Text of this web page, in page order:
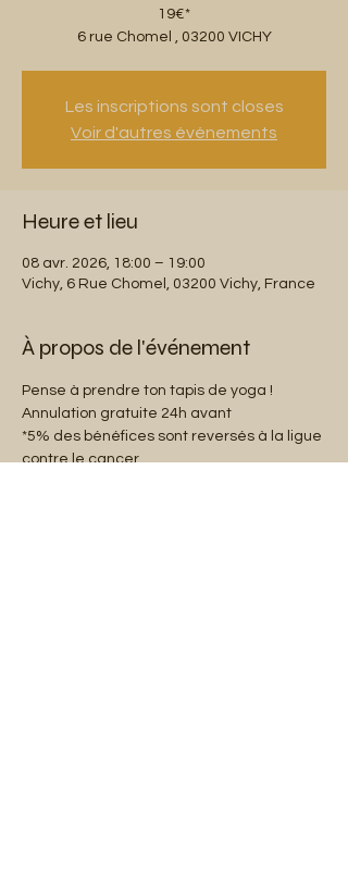
19€*
6 rue Chomel , 03200 VICHY
Les inscriptions sont closes
Voir d'autres événements
Heure et lieu
08 avr. 2026, 18:00 – 19:00
Vichy, 6 Rue Chomel, 03200 Vichy, France
À propos de l'événement
Pense à prendre ton tapis de yoga !
Annulation gratuite 24h avant
*5% des bénéfices sont reversés à la ligue
contre le cancer.